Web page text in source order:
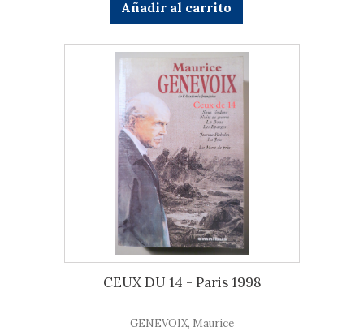
Añadir al carrito
CEUX DU 14 - Paris 1998
GENEVOIX, Maurice